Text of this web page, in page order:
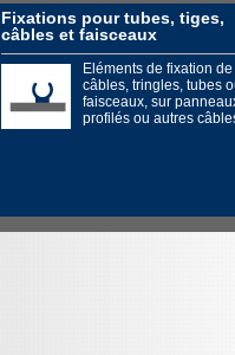
Fixations pour tubes, tiges,
câbles et faisceaux
Eléments de fixation de
câbles, tringles, tubes
faisceaux, sur
profilés ou autres